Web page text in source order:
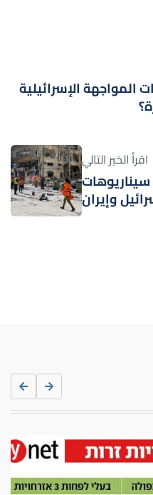
الإسرائيلية
اقرأ الخبر التالي
مع اشتداد الحرب.. 3 سيناريوهات
وإيران